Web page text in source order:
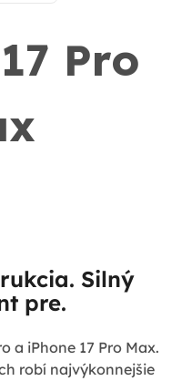
Pro
Silný
pre.
a iPhone 17 Pro Max.
robí najvýkonnejšie